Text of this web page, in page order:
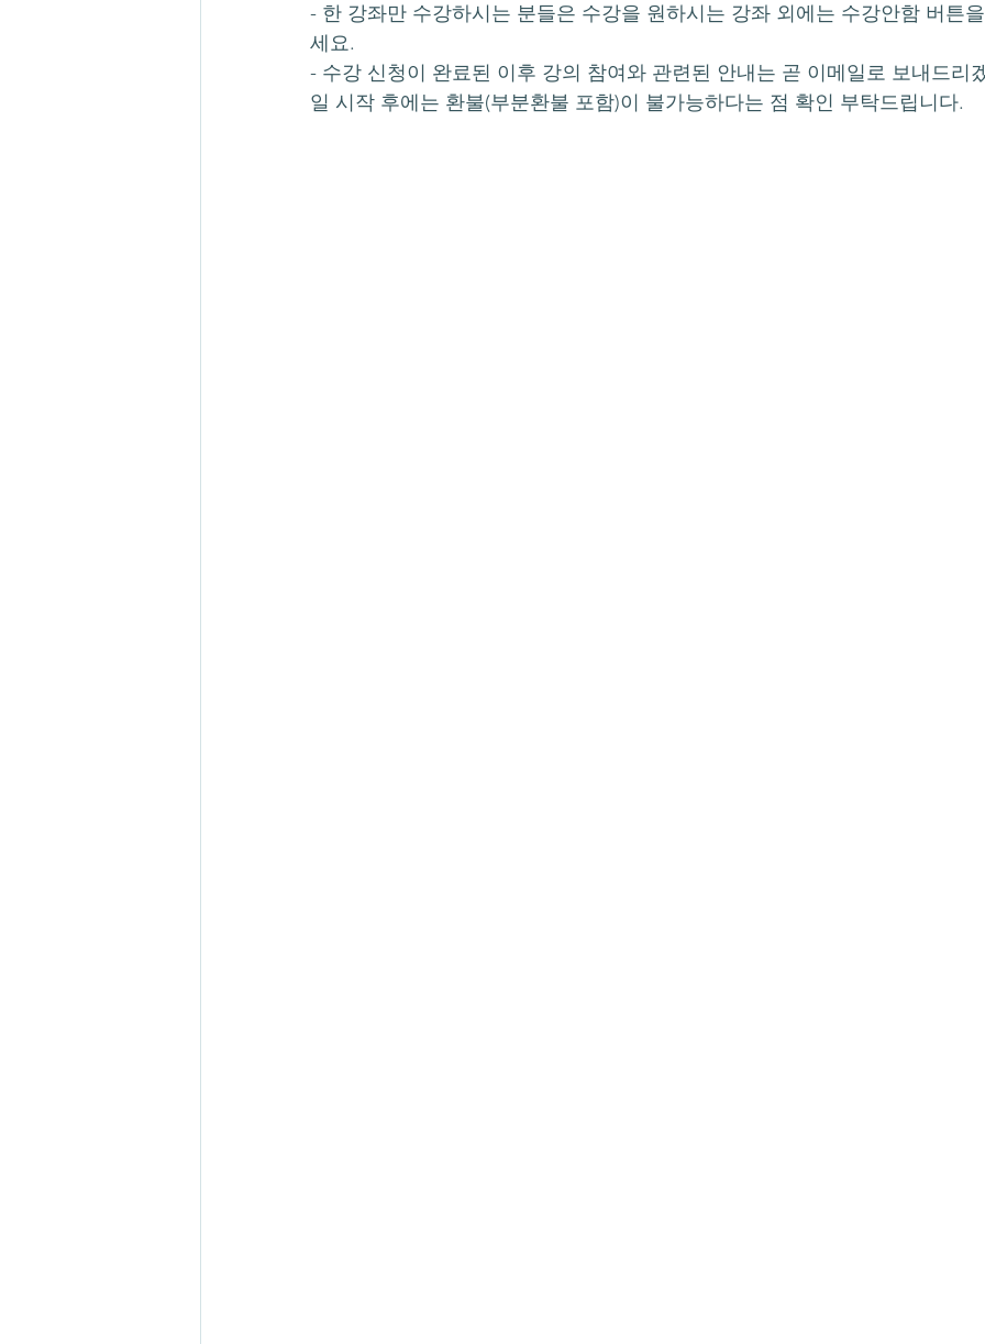
- 한 강좌만 수강하시는 분들은 수강을 원하시는 강좌 외에는 수강안함 버튼
세요.
- 수강 신청이 완료된 이후 강의 참여와 관련된 안내는 곧 이메일로 보내드리
일 시작 후에는 환불(부분환불 포함)이 불가능하다는 점 확인 부탁드립니다.